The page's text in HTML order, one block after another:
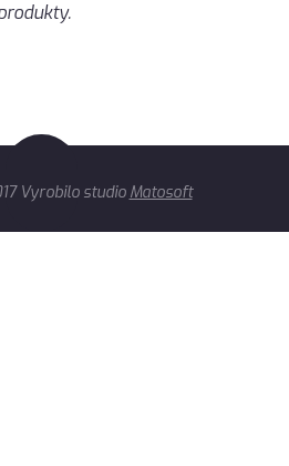
Vyrobilo studio Matosoft